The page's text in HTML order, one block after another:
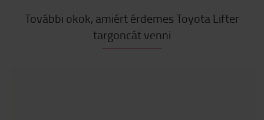
További okok, amiért érdemes Toyota Lifter
targoncát venni